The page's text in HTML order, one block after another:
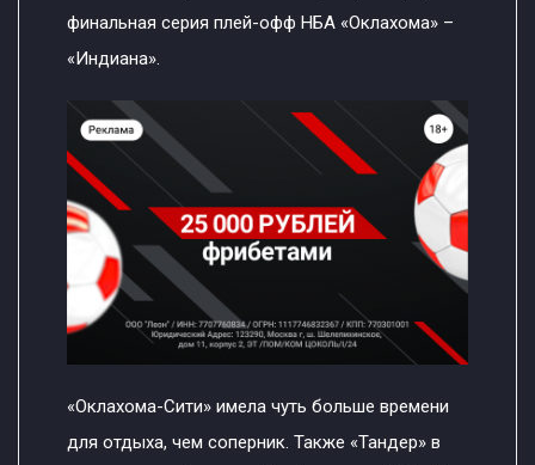
финальная серия плей-офф НБА «Оклахома» –
«Индиана».
«Оклахома-Сити» имела чуть больше времени
для отдыха, чем соперник. Также «Тандер» в